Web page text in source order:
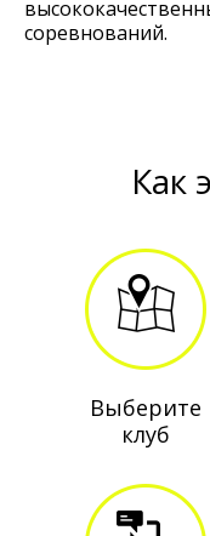
соревнований.
Как
Выберите
клуб